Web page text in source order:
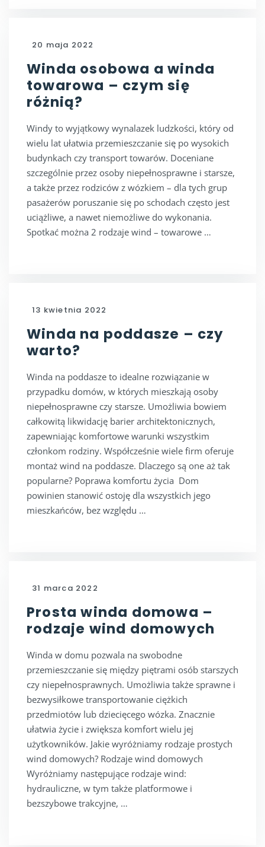
20 maja 2022
Winda osobowa a winda
towarowa – czym się
różnią?
Windy to wyjątkowy wynalazek ludzkości, który od
wielu lat ułatwia przemieszczanie się po wysokich
budynkach czy transport towarów. Doceniane
szczególnie przez osoby niepełnosprawne i starsze,
a także przez rodziców z wózkiem – dla tych grup
pasażerów poruszanie się po schodach często jest
uciążliwe, a nawet niemożliwe do wykonania.
Spotkać można 2 rodzaje wind – towarowe …
13 kwietnia 2022
Winda na poddasze – czy
warto?
Winda na poddasze to idealne rozwiązanie w
przypadku domów, w których mieszkają osoby
niepełnosprawne czy starsze. Umożliwia bowiem
całkowitą likwidację barier architektonicznych,
zapewniając komfortowe warunki wszystkim
członkom rodziny. Współcześnie wiele firm oferuje
montaż wind na poddasze. Dlaczego są one aż tak
popularne? Poprawa komfortu życia Dom
powinien stanowić ostoję dla wszystkich jego
mieszkańców, bez względu …
31 marca 2022
Prosta winda domowa –
rodzaje wind domowych
Winda w domu pozwala na swobodne
przemieszczanie się między piętrami osób starszych
czy niepełnosprawnych. Umożliwia także sprawne i
bezwysiłkowe transportowanie ciężkich
przedmiotów lub dziecięcego wózka. Znacznie
ułatwia życie i zwiększa komfort wielu jej
użytkowników. Jakie wyróżniamy rodzaje prostych
wind domowych? Rodzaje wind domowych
Wyróżniamy następujące rodzaje wind:
hydrauliczne, w tym także platformowe i
bezszybowe trakcyjne, …